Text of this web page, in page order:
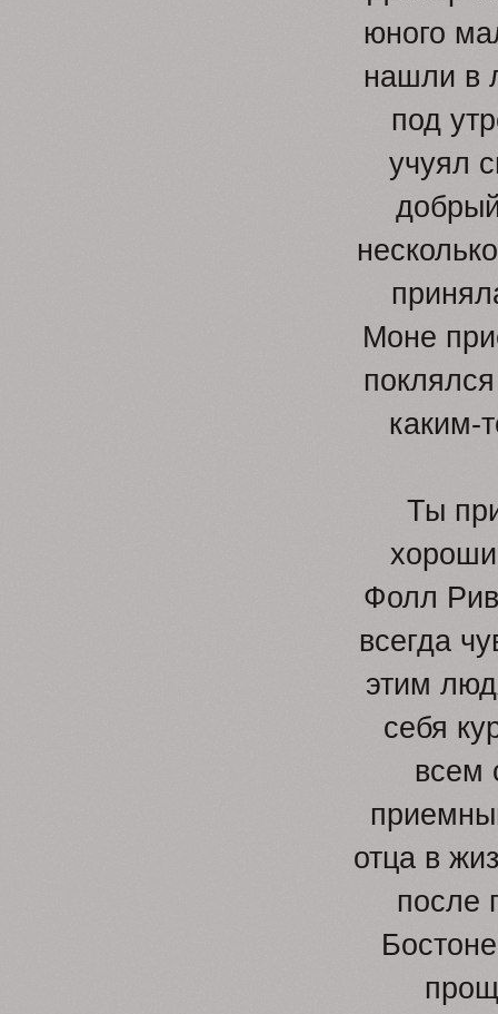
юного
нашли в
под
учуял
Моне
каким-
Ты
Фолл
всегда
этим
себя
всем
отца в
после